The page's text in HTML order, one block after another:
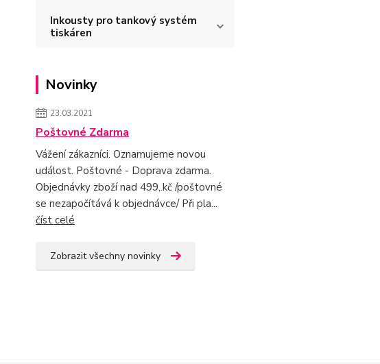
Inkousty pro tankový systém
tiskáren
Novinky
23.03.2021
Poštovné Zdarma
Vážení zákazníci. Oznamujeme novou
událost. Poštovné - Doprava zdarma.
Objednávky zboží nad 499,.kč /poštovné
se nezapočítává k objednávce/ Při pla...
číst celé
Zobrazit všechny novinky